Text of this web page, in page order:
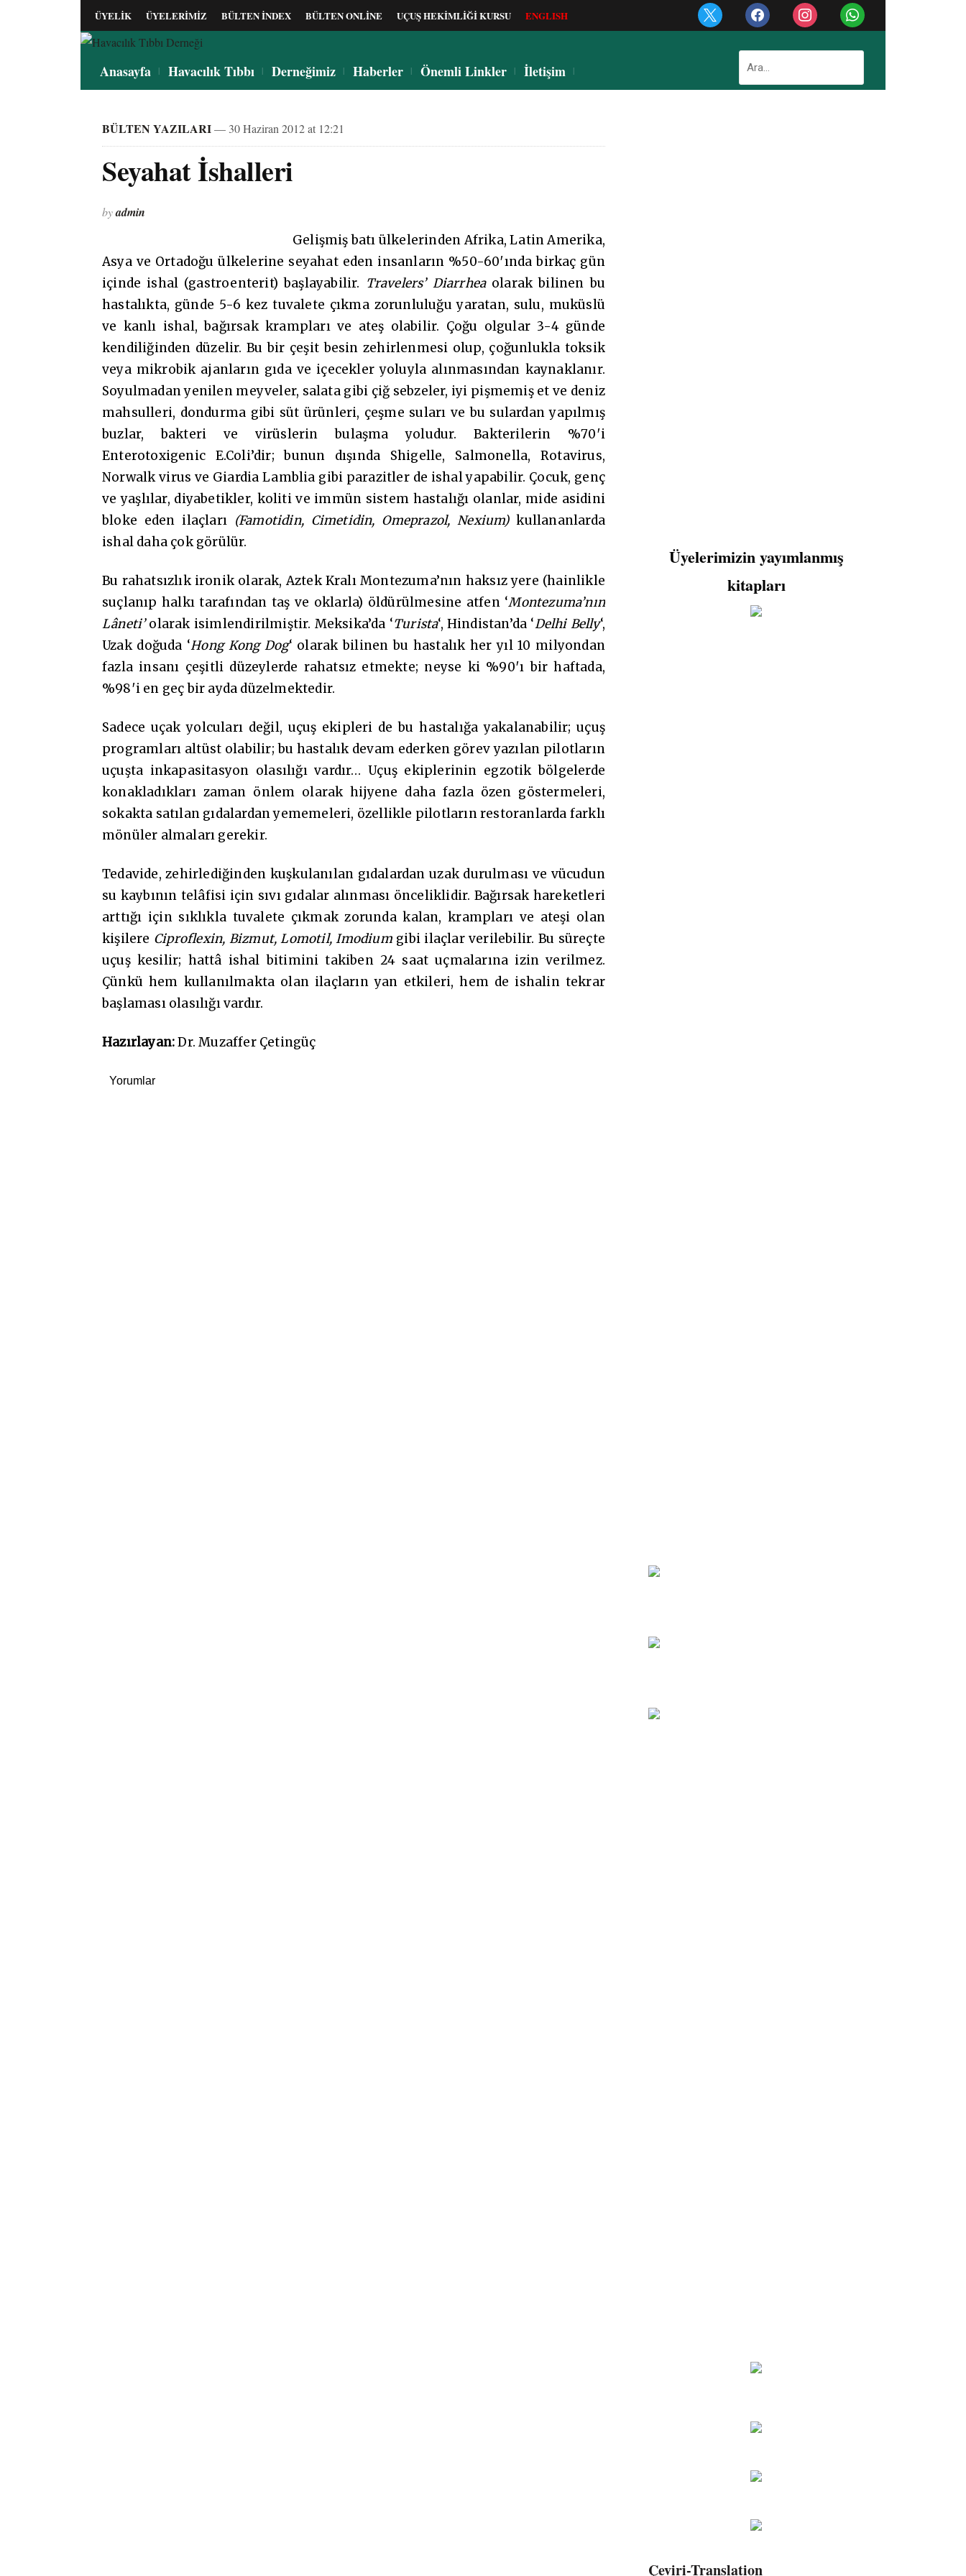
x facebook instagram whatsapp
ÜYELİK ÜYELERİMİZ BÜLTEN İNDEX BÜLTEN ONLİNE UÇUŞ HEKİMLİĞİ KURSU ENGLISH
Arama:
Anasayfa Havacılık Tıbbı Derneğimiz Haberler Önemli Linkler İletişim
BÜLTEN YAZILARI— 30 Haziran 2012 at 12:21
Seyahat İshalleri
byadmin
Gelişmiş batı ülkelerinden Afrika, Latin Amerika,
Asya ve Ortadoğu ülkelerine seyahat eden insanların %50-60′ında birkaç gün
içinde ishal (gastroenterit) başlayabilir. Travelers’ Diarrhea olarak bilinen bu
hastalıkta, günde 5-6 kez tuvalete çıkma zorunluluğu yaratan, sulu, muküslü
ve kanlı ishal, bağırsak krampları ve ateş olabilir. Çoğu olgular 3-4 günde
kendiliğinden düzelir. Bu bir çeşit besin zehirlenmesi olup, çoğunlukla toksik
veya mikrobik ajanların gıda ve içecekler yoluyla alınmasından kaynaklanır.
Soyulmadan yenilen meyveler, salata gibi çiğ sebzeler, iyi pişmemiş et ve deniz
mahsulleri, dondurma gibi süt ürünleri, çeşme suları ve bu sulardan yapılmış
buzlar, bakteri ve virüslerin bulaşma yoludur. Bakterilerin %70′i
Enterotoxigenic E.Coli’dir; bunun dışında Shigelle, Salmonella, Rotavirus,
Norwalk virus ve Giardia Lamblia gibi parazitler de ishal yapabilir. Çocuk, genç
ve yaşlılar, diyabetikler, koliti ve immün sistem hastalığı olanlar, mide asidini
bloke eden ilaçları (Famotidin, Cimetidin, Omeprazol, Nexium)kullananlarda
ishal daha çok görülür.
Bu rahatsızlık ironik olarak, Aztek Kralı Montezuma’nın haksız yere (hainlikle
suçlanıp halkı tarafından taş ve oklarla) öldürülmesine atfen ‘Montezuma’nın
Lâneti’olarak isimlendirilmiştir. Meksika’da ‘Turista‘, Hindistan’da ‘Delhi Belly‘,
Uzak doğuda ‘Hong Kong Dog‘ olarak bilinen bu hastalık her yıl 10 milyondan
fazla insanı çeşitli düzeylerde rahatsız etmekte; neyse ki %90′ı bir haftada,
%98′i en geç bir ayda düzelmektedir.
Sadece uçak yolcuları değil, uçuş ekipleri de bu hastalığa yakalanabilir; uçuş
programları altüst olabilir; bu hastalık devam ederken görev yazılan pilotların
uçuşta inkapasitasyon olasılığı vardır… Uçuş ekiplerinin egzotik bölgelerde
konakladıkları zaman önlem olarak hijyene daha fazla özen göstermeleri,
sokakta satılan gıdalardan yememeleri, özellikle pilotların restoranlarda farklı
mönüler almaları gerekir.
Tedavide, zehirlediğinden kuşkulanılan gıdalardan uzak durulması ve vücudun
su kaybının telâfisi için sıvı gıdalar alınması önceliklidir. Bağırsak hareketleri
arttığı için sıklıkla tuvalete çıkmak zorunda kalan, krampları ve ateşi olan
kişilere Ciproflexin, Bizmut, Lomotil, Imodiumgibi ilaçlar verilebilir. Bu süreçte
uçuş kesilir; hattâ ishal bitimini takiben 24 saat uçmalarına izin verilmez.
Çünkü hem kullanılmakta olan ilaçların yan etkileri, hem de ishalin tekrar
başlaması olasılığı vardır.
Hazırlayan:Dr. Muzaffer Çetingüç
Yorumlar
Üyelerimizin yayımlanmış
kitapları
Çeviri-Translation